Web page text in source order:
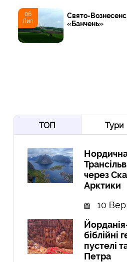
06
Лип
Свято-
«Банчень»
ТОП Тури
Нордична
через
Арктики
10 Вер
біблійні
пустелі
Петра